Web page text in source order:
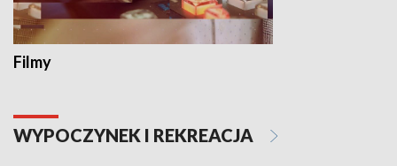
Filmy
WYPOCZYNEK I REKREACJA